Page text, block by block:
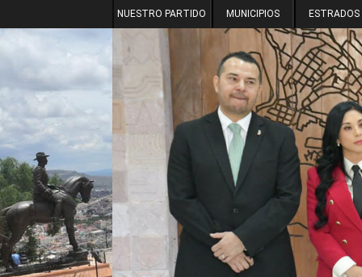
NUESTRO PARTIDO MUNICIPIOS ESTRADOS